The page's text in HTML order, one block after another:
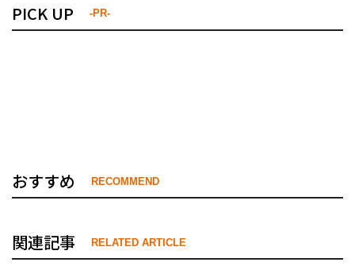
PICK UP -PR-
おすすめ RECOMMEND
関連記事 RELATED ARTICLE